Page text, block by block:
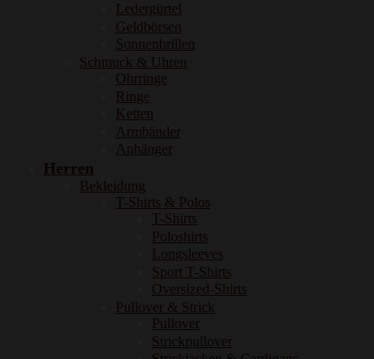
Ledergürtel
Geldbörsen
Sonnenbrillen
Schmuck & Uhren
Ohrringe
Ringe
Ketten
Armbänder
Anhänger
Herren
Bekleidung
T-Shirts & Polos
T-Shirts
Poloshirts
Longsleeves
Sport T-Shirts
Oversized-Shirts
Pullover & Strick
Pullover
Strickpullover